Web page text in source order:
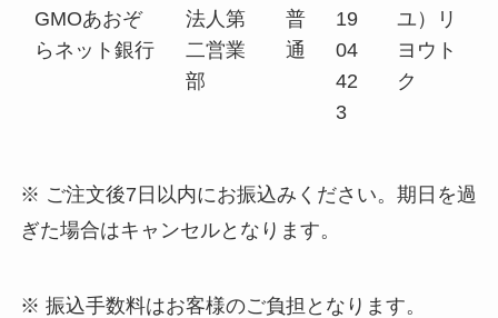
GMOあおぞ
らネット銀行
法人第
二営業
部
普
通
19
04
42
3
ユ）リ
ヨウト
ク
※ ご注文後7日以内にお振込みください。期日を過
ぎた場合はキャンセルとなります。
※ 振込手数料はお客様のご負担となります。